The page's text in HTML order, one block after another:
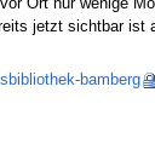
jetzt sichtbar
bamberg